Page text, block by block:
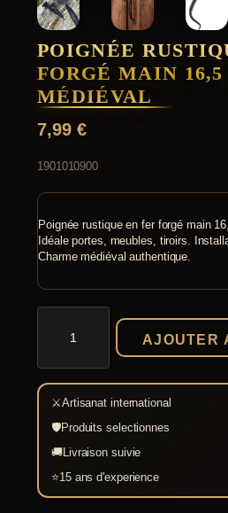
POIGNÉE
FORGÉ MAIN
MÉDIÉVAL
7,99 €
1901010900
Poignée rustique en fer forgé main
Idéale portes, meubles, tiroirs.
Charme médiéval authentique.
quantité
Poignée
Forgé
Main
16,5
Style
Médiéval
AJOUTER
⚔Artisanat international
🛡Produits selectionnes
🚚Livraison suivie
⭐15 ans d'experience